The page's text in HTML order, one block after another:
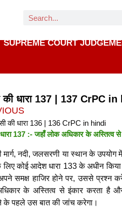
SUPREME COURT
की धारा 137 | 137 CrPC
की धारा 136 | 136 CrPC in hindi
137 :- जहाँ लोक अधिकार के अस्तित्व से
मार्ग, नदी, जलसरणी या स्थान के उपयोग
कोई आदेश धारा 133 के अधीन
समक्ष हाजिर होने पर, उससे प्रश्न
के अस्तित्व से इंकार करता है
के पहले उस बात की जांच करेगा।